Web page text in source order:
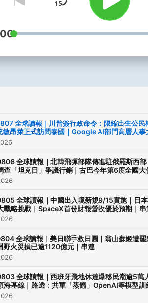
本節目由付
以持續運作
👉
https://
🔔加我們的
https://
✉️ 早安新聞
統編：
Tel：02-
Powered by
全球讀報｜川普簽行政命令：限縮出生公民
敏昂萊正式訪問泰國｜Google AI部門高層人事
全球讀報｜北韓飛彈部隊傳進駐俄羅斯西
查「坦克日」爭議行銷｜古巴今年第6度全國
全球讀報｜中國出入境新規9/15實施｜日
戰略挑戰｜SpaceX首份財報營收優於預期｜串
全球讀報｜美日聯手救日圓｜翁山蘇姬遭
野火災損已逾1120億元｜串連
全球讀報｜西班牙飛地休達爆移民潮逾5萬
海基線｜路透：共軍「蒸餾」OpenAI等模型訓